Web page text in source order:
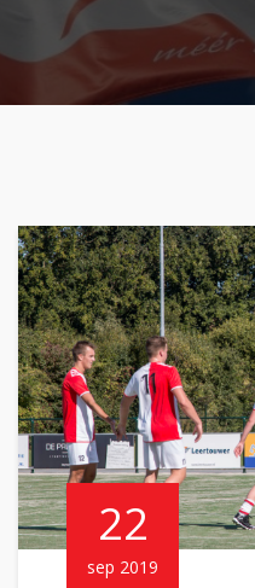
22
sep 2019